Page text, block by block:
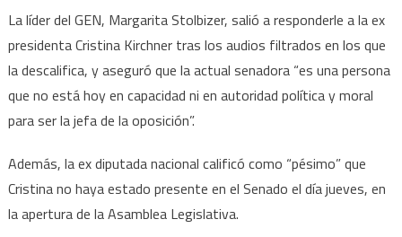
La líder del GEN, Margarita Stolbizer, salió a responderle a la ex
presidenta Cristina Kirchner tras los audios filtrados en los que
la descalifica, y aseguró que la actual senadora “es una persona
que no está hoy en capacidad ni en autoridad política y moral
para ser la jefa de la oposición”.
Además, la ex diputada nacional calificó como “pésimo” que
Cristina no haya estado presente en el Senado el día jueves, en
la apertura de la Asamblea Legislativa.